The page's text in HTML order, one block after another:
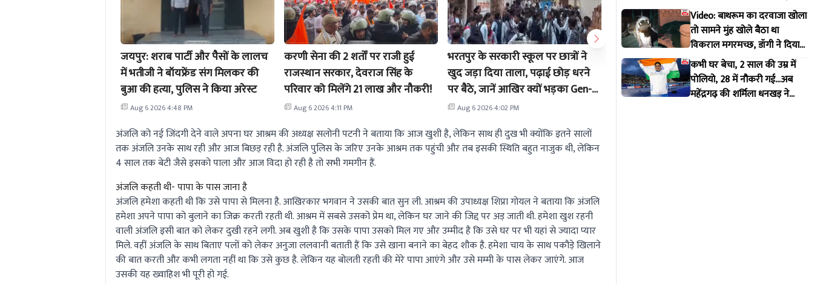
जयपुर: शराब पार्टी और पैसों के लालच
में भतीजी ने बॉयफ्रेंड संग मिलकर की
बुआ की हत्या, पुलिस ने किया अरेस्ट
Aug 6 2026 4:48 PM
करणी सेना की 2 शर्तों पर राजी हुई
राजस्थान सरकार, देवराज सिंह के
परिवार को मिलेंगे 21 लाख और नौकरी!
Aug 6 2026 4:11 PM
भरतपुर के सरकारी स्कूल पर छात्रों ने
खुद जड़ा दिया ताला, पढ़ाई छोड़ धरने
पर बैठे, जानें आखिर क्यों भड़का Gen-
Alpha जनरेशन का गुस्सा?
Aug 6 2026 4:02 PM
जयपुर से जोधपुर तक बदला मौसम: 5
अगस्त को आपके जिले में बारिश होगी या
खिलेगी धूप? देखें IMD की रिपोर्ट!
25 लाख
पेपर!
SOG
अंजलि को नई जिंदगी देने वाले अपना घर आश्रम की अध्यक्ष सलोनी पटनी ने बताया कि आज खुशी है, लेकिन साथ ही दुख भी क्योंकि इतने सालों
तक अंजलि उनके साथ रही और आज बिछड़ रही है. अंजलि पुलिस के जरिए उनके आश्रम तक पहुंची और तब इसकी स्थिति बहुत नाजुक थी, लेकिन
4 साल तक बेटी जैसे इसको पाला और आज विदा हो रही है तो सभी गमगीन हैं.
अंजलि कहती थी- पापा के पास जाना है
अंजलि हमेशा कहती थी कि उसे पापा से मिलना है. आखिरकार भगवान ने उसकी बात सुन ली. आश्रम की उपाध्यक्ष शिप्रा गोयल ने बताया कि अंजलि
हमेशा अपने पापा को बुलाने का जिक्र करती रहती थी. आश्रम में सबसे उसको प्रेम था, लेकिन घर जाने की जिद्द पर अड़ जाती थी. हमेशा खुश रहनी
वाली अंजलि इसी बात को लेकर दुखी रहने लगी. अब खुशी है कि उसके पापा उसको मिल गए और उम्मीद है कि उसे घर पर भी यहां से ज्यादा प्यार
मिले. वहीं अंजलि के साथ बिताए पलों को लेकर अनुजा ललवानी बताती हैं कि उसे खाना बनाने का बेहद शौक है. हमेशा चाय के साथ पकौड़े खिलाने
की बात करती और कभी लगता नहीं था कि उसे कुछ है. लेकिन यह बोलती रहती की मेरे पापा आएंगे और उसे मम्मी के पास लेकर जाएंगे. आज
उसकी यह ख्वाहिश भी पूरी हो गई.
एक्शन
Video: बाथरूम का दरवाजा खोला
तो सामने मुंह खोले बैठा था
विकराल मगरमच्छ, डॉगी ने दिया
मकान मालिक को इशारा
कभी घर बेचा, 2 साल की उम्र में
पोलियो, 28 में नौकरी गई...अब
महेंद्रगढ़ की शर्मिला धनखड़ ने